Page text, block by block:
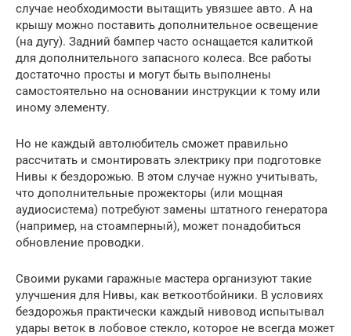
случае необходимости вытащить увязшее авто. А на
крышу можно поставить дополнительное освещение
(на дугу). Задний бампер часто оснащается калиткой
для дополнительного запасного колеса. Все работы
достаточно просты и могут быть выполнены
самостоятельно на основании инструкции к тому или
иному элементу.
Но не каждый автолюбитель сможет правильно
рассчитать и смонтировать электрику при подготовке
Нивы к бездорожью. В этом случае нужно учитывать,
что дополнительные прожекторы (или мощная
аудиосистема) потребуют замены штатного генератора
(например, на стоамперный), может понадобиться
обновление проводки.
Своими руками гаражные мастера организуют такие
улучшения для Нивы, как веткоотбойники. В условиях
бездорожья практически каждый нивовод испытывал
удары веток в лобовое стекло, которое не всегда может